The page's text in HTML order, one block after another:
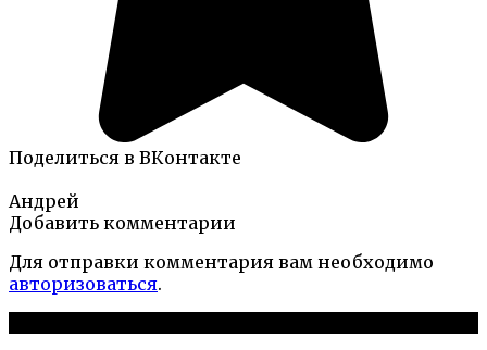
Поделиться в ВКонтакте
Андрей
Добавить комментарии
Для отправки комментария вам необходимо
авторизоваться.